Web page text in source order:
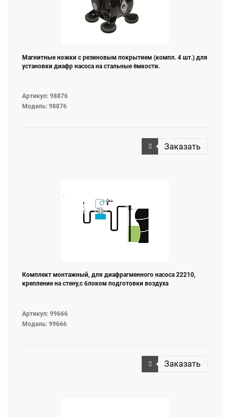
Магнитные ножки с резиновым покрытием (компл. 4 шт.) для
установки диафр насоса на стальные ёмкости.
Артикул: 98876
Модель: 98876
Заказать
Комплект монтажный, для диафрагменного насоса 22210,
крепление на стену,с блоком подготовки воздуха
Артикул: 99666
Модель: 99666
Заказать